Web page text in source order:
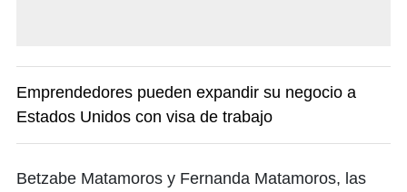
Emprendedores pueden expandir su negocio a
Estados Unidos con visa de trabajo
Betzabe Matamoros y Fernanda Matamoros, las